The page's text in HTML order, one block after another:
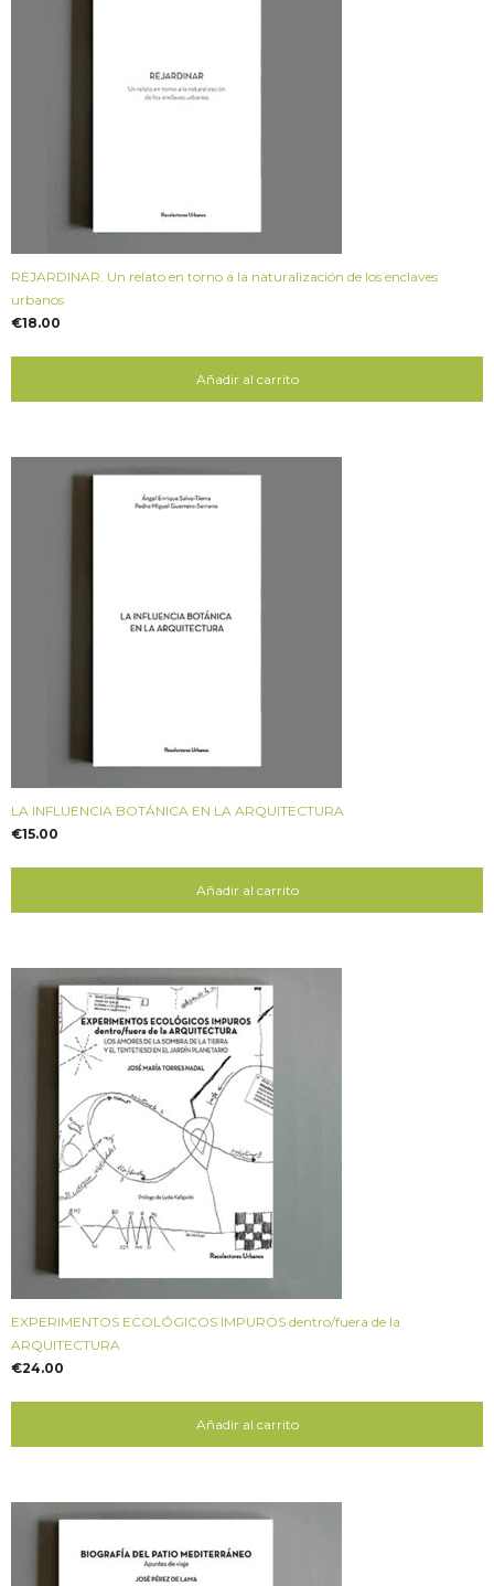
REJARDINAR. Un relato en torno a la naturalización de los enclaves
urbanos
€18.00
Añadir al carrito
LA INFLUENCIA BOTÁNICA EN LA ARQUITECTURA
€15.00
Añadir al carrito
EXPERIMENTOS ECOLÓGICOS IMPUROS dentro/fuera de la
ARQUITECTURA
€24.00
Añadir al carrito